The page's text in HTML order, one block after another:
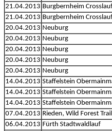
21.04.2013 Burgbernheim
21.04.2013 Burgbernheim
20.04.2013 Neuburg
20.04.2013 Neuburg
20.04.2013 Neuburg
20.04.2013 Neuburg
20.04.2013 Neuburg
14.04.2013 Staffelstein
14.04.2013 Staffelstein
14.04.2013 Staffelstein
07.04.2013 Rieden, Wild Forest
06.04.2013 Fürth Stadtwaldlauf